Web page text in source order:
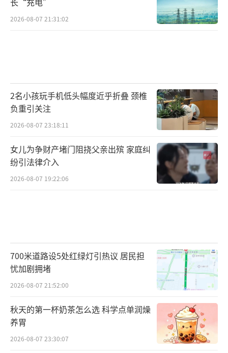
2026-08-07 21:31:02
2名小孩玩手机低头幅度近乎折叠 颈椎
负重引关注
2026-08-07 23:18:11
女儿为争财产堵门阻挠父亲出殡 家庭纠
纷引法律介入
2026-08-07 19:22:06
700米道路设5处红绿灯引热议 居民担
忧加剧拥堵
2026-08-07 21:52:00
秋天的第一杯奶茶怎么选 科学点单润燥
养胃
2026-08-07 23:30:07